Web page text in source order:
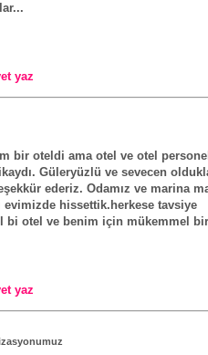
yaz
bir oteldi ama otel ve otel
Güleryüzlü ve sevecen
ederiz. Odamız ve marina
hissettik.herkese tavsiye
bi otel ve benim için mükemmel
yaz